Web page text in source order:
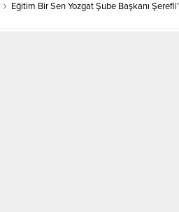
Eğitim Bir Sen Yozgat Şube Başkanı